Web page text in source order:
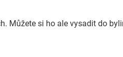
Můžete si ho ale vysadit do